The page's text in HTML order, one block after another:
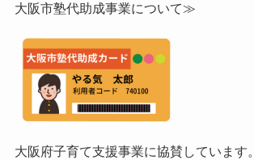
大阪市塾代助成事業について≫
大阪府子育て支援事業に協賛しています。